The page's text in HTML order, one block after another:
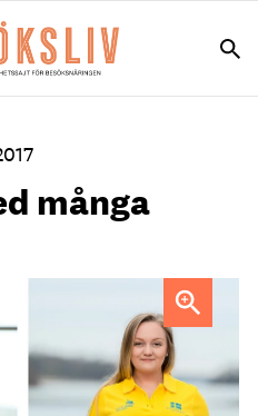
många
servitrisen Sofie Langkjaer
Sverige i Yrkes-